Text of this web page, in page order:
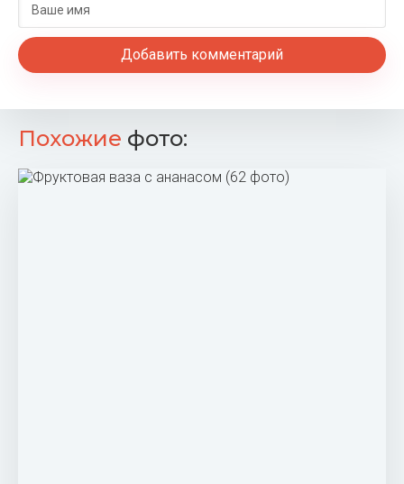
Добавить комментарий
Похожие фото: